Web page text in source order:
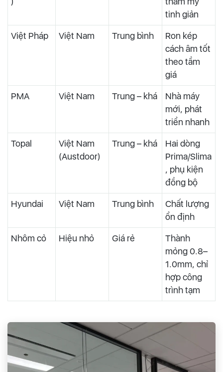
tinh giản
Việt Pháp Việt Nam Trung bình
Ron kép
cách âm tốt
theo tầm
giá
PMA Việt Nam Trung – khá
Nhà máy
mới, phát
triển nhanh
Topal
Việt Nam
(Austdoor)
Trung – khá
Hai dòng
Prima/Slima
, phụ kiện
đồng bộ
Hyundai Việt Nam Trung bình
Chất lượng
ổn định
Nhôm cỏ Hiệu nhỏ Giá rẻ
Thành
mỏng 0.8–
1.0mm, chỉ
hợp công
trình tạm